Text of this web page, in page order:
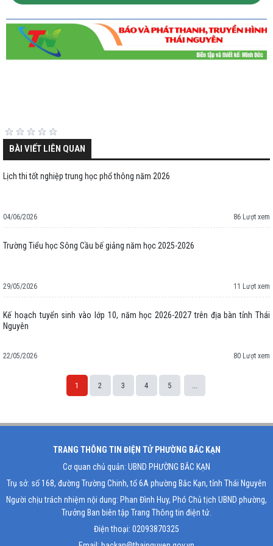
BÀI VIẾT LIÊN QUAN
Lịch thi tốt nghiệp trung học phổ thông năm 2026
04/06/2026 86 Lượt xem
Trường Tiểu học Sông Cầu bế giảng năm học 2025-2026
29/05/2026 11 Lượt xem
Kế hoạch tuyển sinh vào lớp 10, năm học 2026-2027 trên địa bàn tỉnh Thái
Nguyên
22/05/2026 80 Lượt xem
1 2 3 4 5
TRANG THÔNG TIN ĐIỆN TỬ PHƯỜNG BẮC KẠN
Cơ quan chủ quản: UBND PHƯỜNG BẮC KẠN
Trụ sở: số 168, đường Trường Chinh, tổ 6A phường Bắc Kạn, tỉnh Thái Nguyên
Người chịu trách nhiệm nội dung: Phan Đình Huy, Phó Chủ tịch UBND phường,
Trưởng Ban biên tập Trang Thông tin điện tử.
Điện thoại: 02093870325